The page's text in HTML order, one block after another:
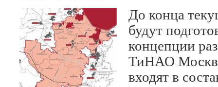
До конца
будут
концепции
ТиНАО
входят в